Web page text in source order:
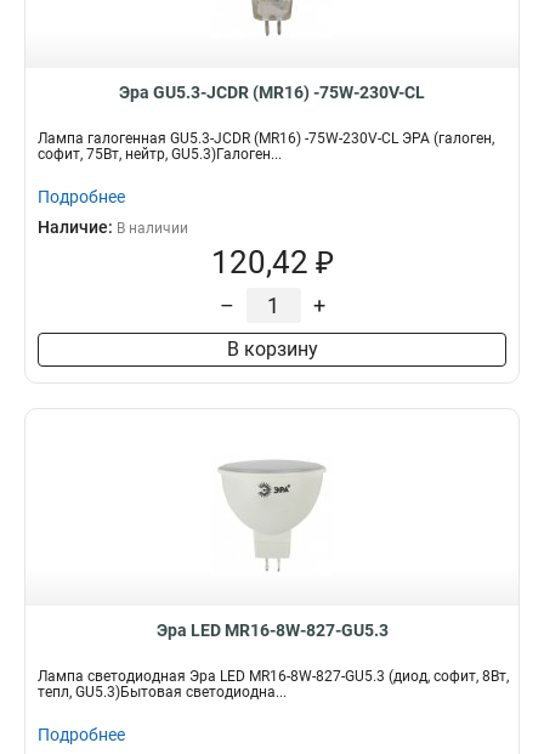
Эра GU5.3-JCDR (MR16) -75W-230V-CL
Лампа галогенная GU5.3-JCDR (MR16) -75W-230V-CL ЭРА (галоген,
софит, 75Вт, нейтр, GU5.3)Галоген...
Подробнее
Наличие: В наличии
120,42 ₽
– +
В корзину
Эра LED MR16-8W-827-GU5.3
Лампа светодиодная Эра LED MR16-8W-827-GU5.3 (диод, софит, 8Вт,
тепл, GU5.3)Бытовая светодиодна...
Подробнее